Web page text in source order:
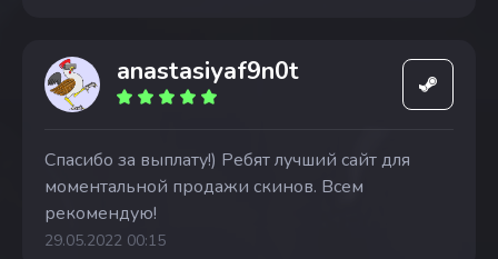
anastasiyaf9n0t
Спасибо за выплату!) Ребят лучший сайт для
моментальной продажи скинов. Всем
рекомендую!
29.05.2022 00:15